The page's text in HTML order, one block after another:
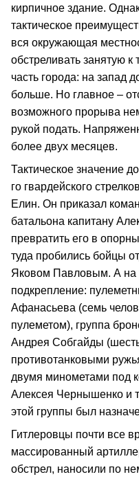
кирпичное здание.
тактическое
вся окружающая
обстреливать занятую
часть города: на запад
больше. Но главное –
возможного прорыва
рукой подать.
более двух месяцев.
Тактическое значение
го гвардейского
Елин. Он приказал
батальона капитану
превратить его в
туда пробились бойцы
Яковом Павловым. А на
подкрепление:
Афанасьева (семь
пулеметом), группа
Андрея Собгайды
противотанковыми
двумя минометами под
Алексея Чернышенко и
этой группы был
Гитлеровцы почти все
массированный
обстрел, наносили по